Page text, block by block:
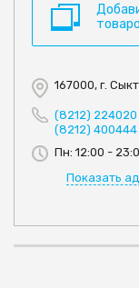
167000, г.
(8212) 224020
(8212)
Пн: 12:00 -
Показать